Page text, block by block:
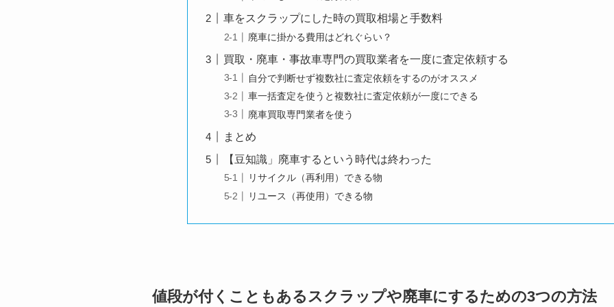
車をスクラップにした時の買取相場と手数料
廃車に掛かる費用はどれぐらい？
買取・廃車・事故車専門の買取業者を一度に査定依頼する
自分で判断せず複数社に査定依頼をするのがオススメ
車一括査定を使うと複数社に査定依頼が一度にできる
廃車買取専門業者を使う
まとめ
【豆知識」廃車するという時代は終わった
リサイクル（再利用）できる物
リユース（再使用）できる物
値段が付くこともあるスクラップや廃車にするための3つの方法